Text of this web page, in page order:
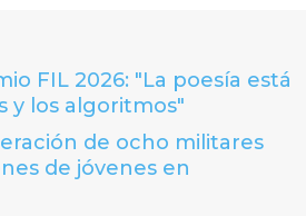
FIL 2026: "La poesía está
y los algoritmos"
de ocho militares
de jóvenes en